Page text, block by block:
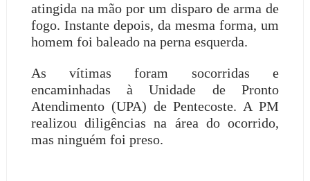
atingida na mão por um disparo de arma de
fogo. Instante depois, da mesma forma, um
homem foi baleado na perna esquerda.
As vítimas foram socorridas e
encaminhadas à Unidade de Pronto
Atendimento (UPA) de Pentecoste. A PM
realizou diligências na área do ocorrido,
mas ninguém foi preso.